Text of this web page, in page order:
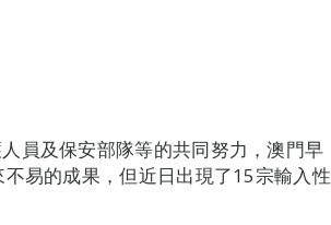
員及保安部隊等的共同努力，澳門早
易的成果，但近日出現了15宗輸入性